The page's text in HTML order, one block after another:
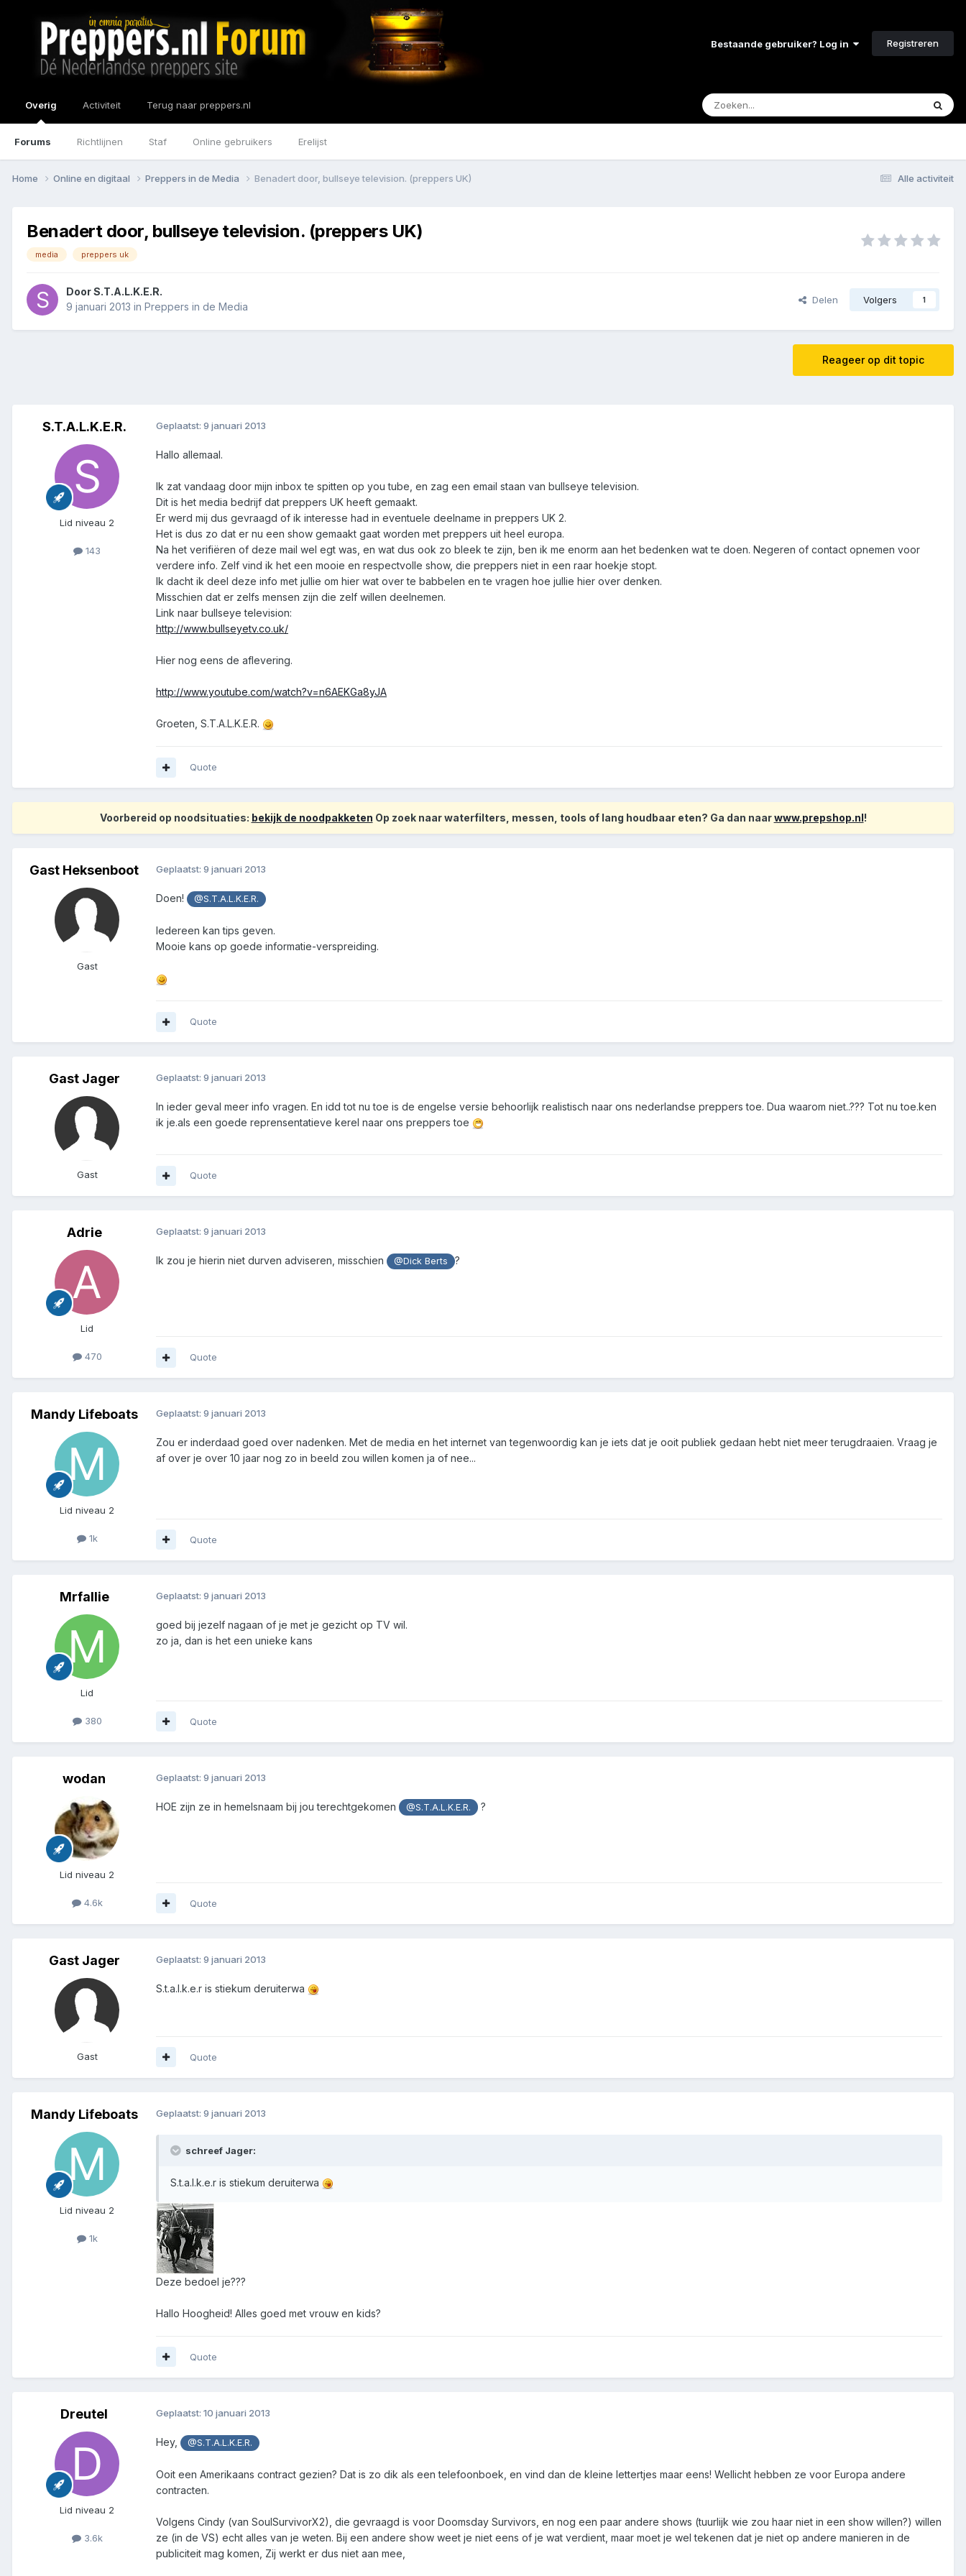
Bestaande gebruiker? Log in Registreren
Overig
Forums Richtlijnen Staf Online gebruikers Erelijst
Activiteit Terug naar preppers.nl
Alle activiteit
Home Online en digitaal Preppers in de Media Benadert door, bullseye television. (preppers UK)
Benadert door, bullseye television. (preppers UK)
media preppers uk
DoorS.T.A.L.K.E.R.
9 januari 2013 in Preppers in de Media
Delen Volgers 1
Reageer op dit topic
S.T.A.L.K.E.R.
Lid niveau 2
143
Geplaatst: 9 januari 2013
Hallo allemaal.
Ik zat vandaag door mijn inbox te spitten op you tube, en zag een email staan van bullseye television.
Dit is het media bedrijf dat preppers UK heeft gemaakt.
Er werd mij dus gevraagd of ik interesse had in eventuele deelname in preppers UK 2.
Het is dus zo dat er nu een show gemaakt gaat worden met preppers uit heel europa.
Na het verifiëren of deze mail wel egt was, en wat dus ook zo bleek te zijn, ben ik me enorm aan het bedenken wat te doen. Negeren of contact opnemen voor
verdere info. Zelf vind ik het een mooie en respectvolle show, die preppers niet in een raar hoekje stopt.
Ik dacht ik deel deze info met jullie om hier wat over te babbelen en te vragen hoe jullie hier over denken.
Misschien dat er zelfs mensen zijn die zelf willen deelnemen.
Link naar bullseye television:
http://www.bullseyetv.co.uk/
Hier nog eens de aflevering.
http://www.youtube.com/watch?v=n6AEKGa8yJA
Groeten, S.T.A.L.K.E.R.
Quote
Voorbereid op noodsituaties: bekijk de noodpakketen Op zoek naar waterfilters, messen, tools of lang houdbaar eten? Ga dan naarwww.prepshop.nl!
Gast Heksenboot
Gast
Geplaatst: 9 januari 2013
Doen! @S.T.A.L.K.E.R.
Iedereen kan tips geven.
Mooie kans op goede informatie-verspreiding.
Quote
Gast Jager
Gast
Geplaatst: 9 januari 2013
In ieder geval meer info vragen. En idd tot nu toe is de engelse versie behoorlijk realistisch naar ons nederlandse preppers toe. Dua waarom niet..??? Tot nu toe.ken
ik je.als een goede reprensentatieve kerel naar ons preppers toe
Quote
Adrie
Lid
470
Geplaatst: 9 januari 2013
Ik zou je hierin niet durven adviseren, misschien @Dick Berts ?
Quote
Mandy Lifeboats
Lid niveau 2
1k
Geplaatst: 9 januari 2013
Zou er inderdaad goed over nadenken. Met de media en het internet van tegenwoordig kan je iets dat je ooit publiek gedaan hebt niet meer terugdraaien. Vraag je
af over je over 10 jaar nog zo in beeld zou willen komen ja of nee...
Quote
Mrfallie
Lid
380
Geplaatst: 9 januari 2013
goed bij jezelf nagaan of je met je gezicht op TV wil.
zo ja, dan is het een unieke kans
Quote
wodan
Lid niveau 2
4.6k
Geplaatst: 9 januari 2013
HOE zijn ze in hemelsnaam bij jou terechtgekomen @S.T.A.L.K.E.R. ?
Quote
Gast Jager
Gast
Geplaatst: 9 januari 2013
S.t.a.l.k.e.r is stiekum deruiterwa
Quote
Mandy Lifeboats
Lid niveau 2
1k
Geplaatst: 9 januari 2013
schreef Jager:
S.t.a.l.k.e.r is stiekum deruiterwa
Deze bedoel je???
Hallo Hoogheid! Alles goed met vrouw en kids?
Quote
Dreutel
Lid niveau 2
3.6k
Geplaatst: 10 januari 2013
Hey, @S.T.A.L.K.E.R.
Ooit een Amerikaans contract gezien? Dat is zo dik als een telefoonboek, en vind dan de kleine lettertjes maar eens! Wellicht hebben ze voor Europa andere
contracten.
Volgens Cindy (van SoulSurvivorX2), die gevraagd is voor Doomsday Survivors, en nog een paar andere shows (tuurlijk wie zou haar niet in een show willen?) willen
ze (in de VS) echt alles van je weten. Bij een andere show weet je niet eens of je wat verdient, maar moet je wel tekenen dat je niet op andere manieren in de
publiciteit mag komen, Zij werkt er dus niet aan mee,